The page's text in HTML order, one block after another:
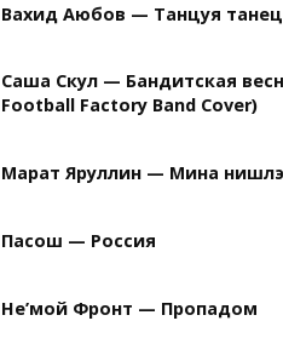
Вахид Аюбов — Танцуя
Саша Скул — Бандитская
Football Factory Band Cover)
Марат Яруллин — Мина
Пасош — Россия
Не’мой Фронт — Пропадом